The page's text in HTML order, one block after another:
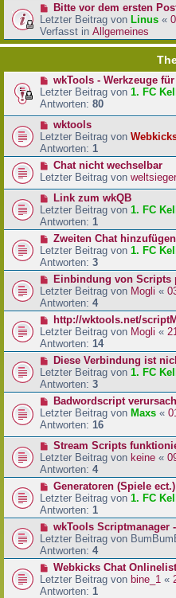
Bitte vor dem ersten
Letzter Beitrag von Linus «
Verfasst in Allgemeines
wkTools - Werkzeuge
Letzter Beitrag von 1. FC
Antworten: 80
wktools
Letzter Beitrag von
Antworten: 1
Chat nicht wechselbar
Letzter Beitrag von weltsieger
Link zum wkQB
Letzter Beitrag von 1. FC
Antworten: 1
Zweiten Chat hinzufügen
Letzter Beitrag von 1. FC
Antworten: 3
Einbindung von Scripts
Letzter Beitrag von Mogli «
Antworten: 4
http://wktools.net/
Letzter Beitrag von Mogli «
Antworten: 14
Diese Verbindung ist
Letzter Beitrag von 1. FC
Antworten: 3
Badwordscript
Letzter Beitrag von Maxs «
Antworten: 16
Stream Scripts
Letzter Beitrag von keine «
Antworten: 4
Generatoren (Spiele
Letzter Beitrag von 1. FC
Antworten: 1
wkTools Scriptmanager
Letzter Beitrag von
Antworten: 4
Webkicks Chat
Letzter Beitrag von bine_1 «
Antworten: 1